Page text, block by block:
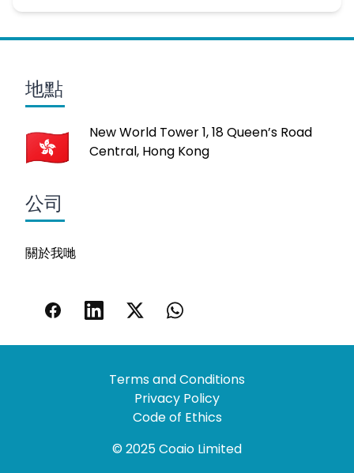
地點
New World Tower 1, 18 Queen’s Road
Central, Hong Kong
公司
關於我哋
Terms and Conditions
Privacy Policy
Code of Ethics
© 2025 Coaio Limited